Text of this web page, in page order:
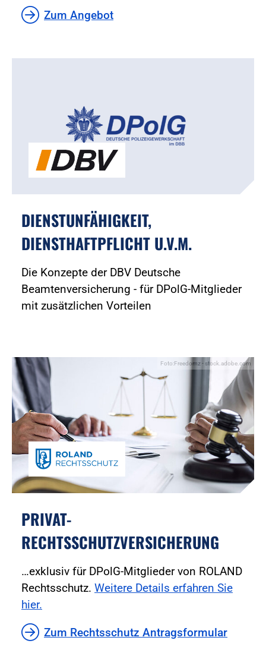
Zum Angebot
DIENSTUNFÄHIGKEIT,
DIENSTHAFTPFLICHT U.V.M.
Die Konzepte der DBV Deutsche
Beamtenversicherung - für DPolG-Mitglieder
mit zusätzlichen Vorteilen
PRIVAT-
RECHTSSCHUTZVERSICHERUNG
…exklusiv für DPolG-Mitglieder von ROLAND
Rechtsschutz. Weitere Details erfahren Sie
hier.
Zum Rechtsschutz Antragsformular
Foto:Freedomz - stock.adobe.com